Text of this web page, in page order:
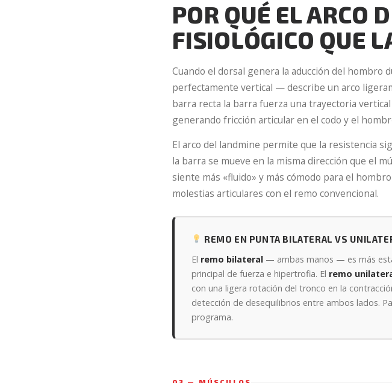
POR QUÉ EL ARCO
FISIOLÓGICO QUE
Cuando el dorsal genera la aducción del hombro
perfectamente vertical — describe un arco
barra recta la barra fuerza una trayectoria
generando fricción articular en el codo y el
El arco del landmine permite que la resistencia
la barra se mueve en la misma dirección que el
siente más «fluido» y más cómodo para el
molestias articulares con el remo convencional.
REMO EN PUNTA BILATERAL VS
El remo bilateral— ambas manos — es más
principal de fuerza e hipertrofia. El remo
con una ligera rotación del tronco en la
detección de desequilibrios entre ambos lados.
programa.